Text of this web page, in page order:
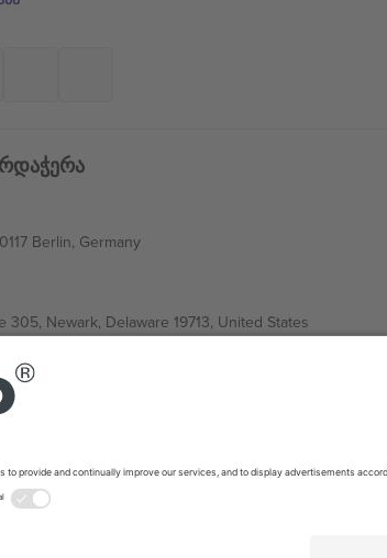
Berlin, Germany
305, Newark, Delaware 19713, United States
Totleben 53-55, 1606 Sofia, Bulgaria
Norte, Cuauhtémoc, 06700 Ciudad de México,